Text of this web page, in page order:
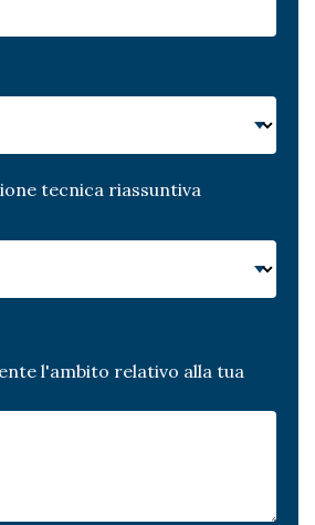
tecnica riassuntiva
l'ambito relativo alla tua